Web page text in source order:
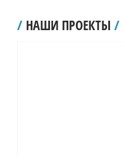
/ НАШИ ПРОЕКТЫ /